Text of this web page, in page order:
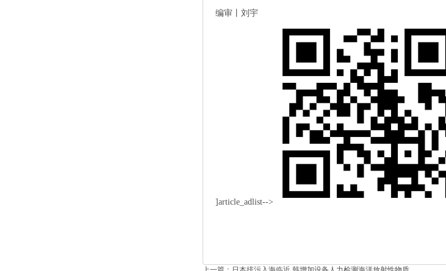
编审丨刘宇
]article_adlist-->